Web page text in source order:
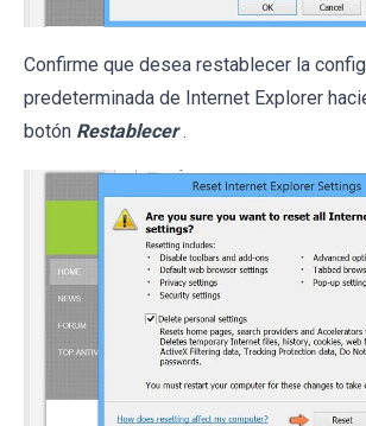
Confirme que desea restablecer la
predeterminada de Internet Explorer
botón Restablecer .